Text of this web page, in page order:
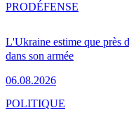
L'Ukraine estime que près
dans son armée
06.08.2026
PRODÉFENSE
POLITIQUE